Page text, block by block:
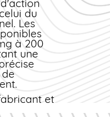
mode
du
Les
à 200
une
et